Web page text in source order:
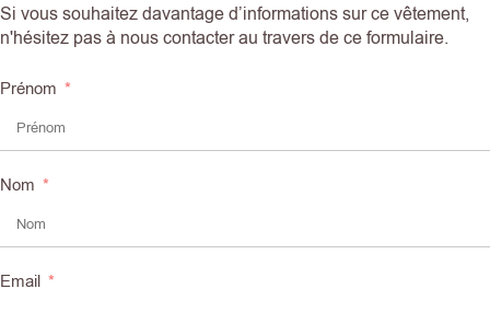
Si vous souhaitez davantage d’informations sur ce vêtement,
n'hésitez pas à nous contacter au travers de ce formulaire.
Prénom
Nom
Email